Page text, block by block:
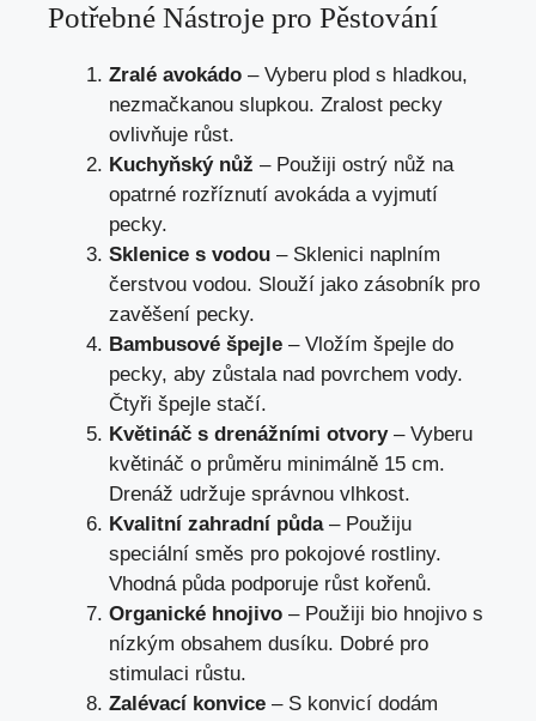
Potřebné Nástroje pro Pěstování
Zralé avokádo – Vyberu plod s hladkou,
nezmačkanou slupkou. Zralost pecky
ovlivňuje růst.
Kuchyňský nůž – Použiji ostrý nůž na
opatrné rozříznutí avokáda a vyjmutí
pecky.
Sklenice s vodou – Sklenici naplním
čerstvou vodou. Slouží jako zásobník pro
zavěšení pecky.
Bambusové špejle – Vložím špejle do
pecky, aby zůstala nad povrchem vody.
Čtyři špejle stačí.
Květináč s drenážními otvory– Vyberu
květináč o průměru minimálně 15 cm.
Drenáž udržuje správnou vlhkost.
Kvalitní zahradní půda– Použiju
speciální směs pro pokojové rostliny.
Vhodná půda podporuje růst kořenů.
Organické hnojivo – Použiji bio hnojivo s
nízkým obsahem dusíku. Dobré pro
stimulaci růstu.
Zalévací konvice – S konvicí dodám